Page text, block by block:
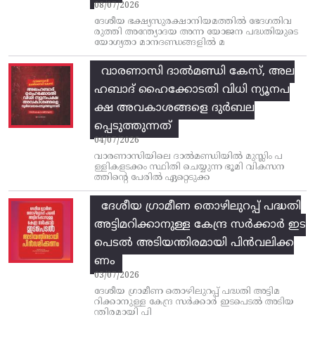
08/07/2026
ദേശീയ ഭക്ഷ്യസുരക്ഷാനിയമത്തിൽ ഭേദഗതിവ
രുത്തി അന്ത്യോദയ അന്ന യോജന പദ്ധതിയുടെ
യോഗ്യതാ മാനദണ്ഡങ്ങളിൽ മ
വാരണാസി ദാൽമണ്ഡി കേസ്, അല
ഹബാദ് ഹൈക്കോടതി വിധി ന്യൂനപ
ക്ഷ അവകാശങ്ങളെ ദുർബല
പ്പെടുത്തുന്നത്
04/07/2026
വാരണാസിയിലെ ദാൽമണ്ഡിയിൽ മുസ്ലിം പ
ള്ളികളടക്കം സ്ഥിതി ചെയ്യുന്ന ഭൂമി വികസന
ത്തിന്റെ പേരിൽ ഏറ്റെടുക്ക
ദേശീയ ഗ്രാമീണ തൊഴിലുറപ്പ്‌ പദ്ധതി
അട്ടിമറിക്കാനുള്ള കേന്ദ്ര സര്‍ക്കാര്‍ ഇട
പെടല്‍ അടിയന്തിരമായി പിന്‍വലിക്ക
ണം
03/07/2026
ദേശീയ ഗ്രാമീണ തൊഴിലുറപ്പ്‌ പദ്ധതി അട്ടിമ
റിക്കാനുള്ള കേന്ദ്ര സര്‍ക്കാര്‍ ഇടപെടല്‍ അടിയ
ന്തിരമായി പി